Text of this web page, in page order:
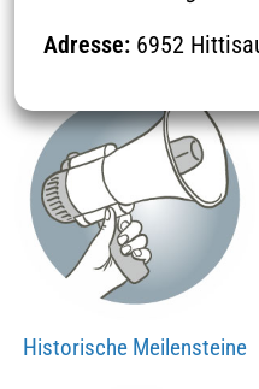
Wege zum Frieden
Historische Meilensteine
Adresse: 6952